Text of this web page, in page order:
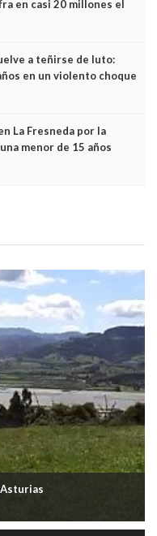
en casi 20 millones el
que no cabían por los
a teñirse de luto:
en un violento choque
La Fresneda por la
menor de 15 años